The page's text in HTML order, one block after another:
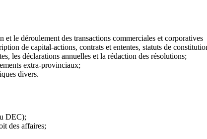
le déroulement des transactions commerciales et corporatives
de capital-actions, contrats et ententes, statuts de
les déclarations annuelles et la rédaction des résolutions;
extra-provinciaux;
divers.
DEC);
des affaires;